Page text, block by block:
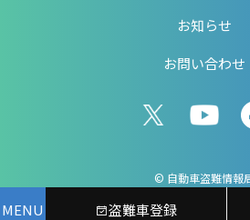
MENU
お知らせ
お問い合わせ
© 自動車盗難情報
盗難車登録